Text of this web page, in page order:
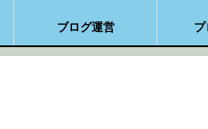
ブログ運営